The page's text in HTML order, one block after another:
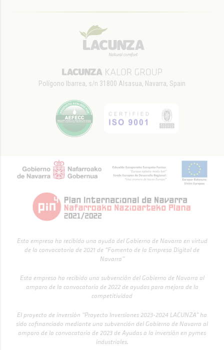
Polígono Ibarrea, s/n 31800 Alsasua, Navarra, Spain
Esta empresa ha recibido una ayuda del Gobierno de Navarra en virtud
de la convocatoria de 2021 de “Fomento de la Empresa Digital de
Navarra”
Esta empresa ha recibido una subvención del Gobierno de Navarra al
amparo de la convocatoria de 2022 de ayudas para mejora de la
competitividad
El proyecto de inversión “Proyecto Inversiones 2023-2024 LACUNZA” ha
sido cofinanciado mediante una subvención del Gobierno de Navarra al
amparo de la convocatoria de 2023 de Ayudas a la inversión en pymes
industriales.